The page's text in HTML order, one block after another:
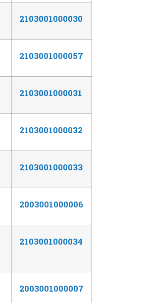
2103001000030
2103001000057
2103001000031
2103001000032
2103001000033
2003001000006
2103001000034
2003001000007